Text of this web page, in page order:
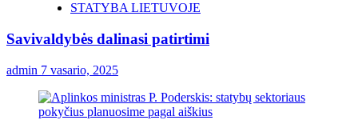
STATYBA LIETUVOJE
Savivaldybės dalinasi patirtimi
admin 7 vasario, 2025